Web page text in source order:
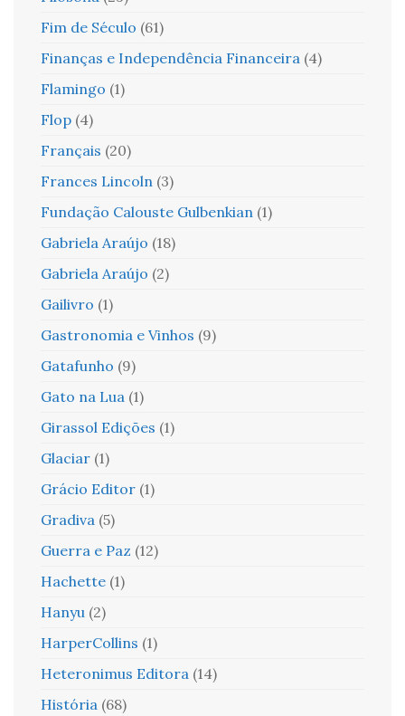
Fim de Século (61)
Finanças e Independência Financeira (4)
Flamingo (1)
Flop (4)
Français (20)
Frances Lincoln (3)
Fundação Calouste Gulbenkian (1)
Gabriela Araújo (18)
Gabriela Araújo (2)
Gailivro (1)
Gastronomia e Vinhos (9)
Gatafunho (9)
Gato na Lua (1)
Girassol Edições (1)
Glaciar (1)
Grácio Editor (1)
Gradiva (5)
Guerra e Paz (12)
Hachette (1)
Hanyu (2)
HarperCollins (1)
Heteronimus Editora (14)
História (68)